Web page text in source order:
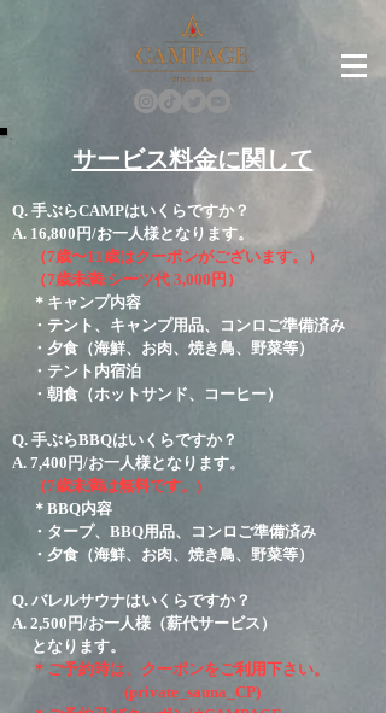
サービス料金に関して
Q. 手ぶらCAMPはいくらですか？
A. 16,800円/お一人様となります。
（7歳〜11歳はクーポンがございます。）
（7歳未満:シーツ代 3,000円 ）
＊キャンプ内容
・テント、キャンプ用品、コンロご準備済み
・夕食（海鮮、お肉、焼き鳥、野菜等）
・テント内宿泊
・朝食（ホットサンド、コーヒー）
Q. 手ぶらBBQはいくらですか？
A. 7,400円/お一人様となります。
（7歳未満は無料です。)
＊BBQ内容
・タープ、BBQ用品、コンロご準備済み
・夕食（海鮮、お肉、焼き鳥、野菜等）
Q. バレルサウナはいくらですか？
A. 2,500円/お一人様 （薪代サービス）
となります。
＊ご予約時は、クーポンをご利用下さい。
​​(private_sauna_CP)